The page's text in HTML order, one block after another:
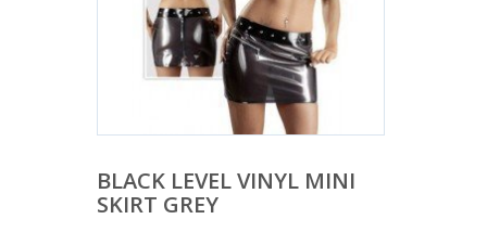
BLACK LEVEL VINYL MINI
SKIRT GREY